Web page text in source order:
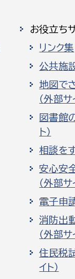
お役立ち
リンク集
公共施
地図で
（外部サ
図書館
ト）
相談を
安心安
（外部サ
電子申請
消防出
（外部サ
住民税
イト）